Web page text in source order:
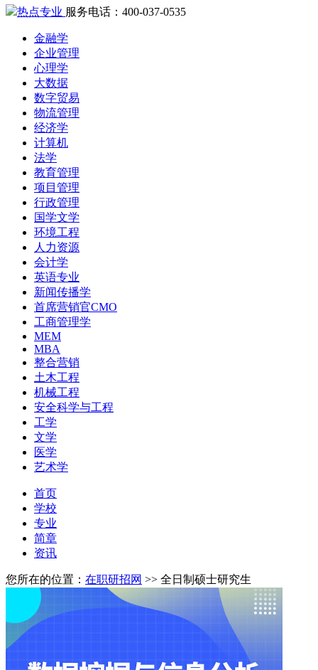
热点专业 服务电话：400-037-0535
金融学
企业管理
心理学
大数据
数字贸易
物流管理
经济学
计算机
法学
教育管理
项目管理
行政管理
国学文学
环境工程
人力资源
会计学
英语专业
新闻传播学
首席营销官CMO
工商管理学
MEM
MBA
整合营销
土木工程
机械工程
安全科学与工程
工学
文学
医学
艺术学
首页
学校
专业
简章
资讯
您所在的位置： 在职研招网 >> 全日制硕士研究生